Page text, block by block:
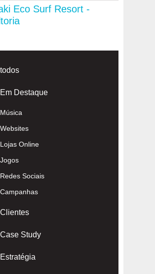
Eco Surf Resort -
todos
Em Destaque
Música
Websites
Lojas Online
Jogos
Redes Sociais
Campanhas
Clientes
Case Study
Estratégia